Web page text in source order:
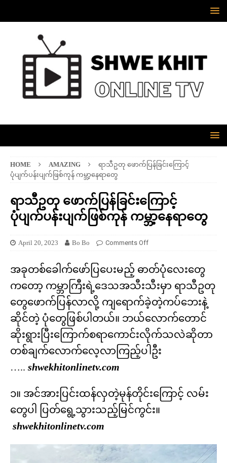
HOME AMAZING
ရာသီဥတု ဖောက်ပြန်ခြင်းကြောင့်
ပုံပျက်ပန်းပျက်ဖြစ်ကုန် ကမ္ဘာ့နေရာတွေ
ရာသီဥတု ဖောက်ပြန်ခြင်းကြောင့်
ပုံပျက်ပန်းပျက်ဖြစ်ကုန် ကမ္ဘာ့နေရာတွေ
April 20, 2023 Bo Bo Comments Off
အခုတစ်ခေါက်ဖော်ပြပေးမည့် ဓာတ်ပုံလေးတွေ
ကတော့ ကမ္ဘာကြီးရဲ့ဒေသအသီးသီးမှာ ရာသီဥတု
တွေဖောက်ပြန်လာလို့ ကျရောက်ခဲ့တဲ့ကပ်ဘေးနဲ့
ဆိုင်တဲ့ ပုံတွေဖြစ်ပါတယ်။ ဘယ်လောက်တောင်
ဆိုးရွားပြီးကြောက်စရာကောင်းလိုက်သလဲဆိုတာ
တစ်ချက်လောက်လေ့လာကြည့်ပါဦး
….. shwekhitonlinetv.com
၁။ အင်အားပြင်းထန်လှတဲ့မုန်တိုင်းကြောင့် လမ်း
တွေပါ ပြတ်ရွေ့သွားသည့်မြင်ကွင်း။
shwekhitonlinetv.com